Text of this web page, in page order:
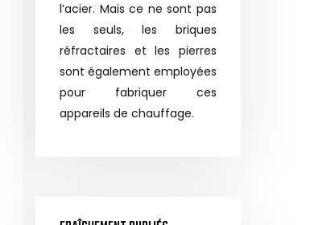
l’acier. Mais ce ne sont pas
les seuls, les briques
réfractaires et les pierres
sont également employées
pour fabriquer ces
appareils de chauffage.